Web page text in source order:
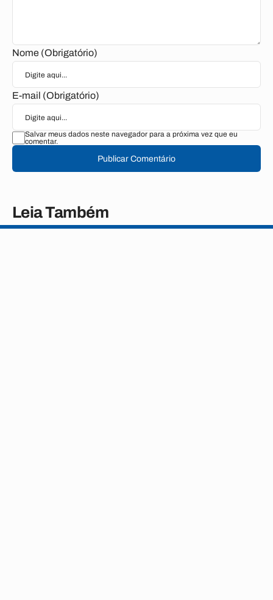
Nome (Obrigatório)
E-mail (Obrigatório)
Salvar meus dados neste navegador para a próxima vez que eu
comentar.
Publicar Comentário
Leia Também